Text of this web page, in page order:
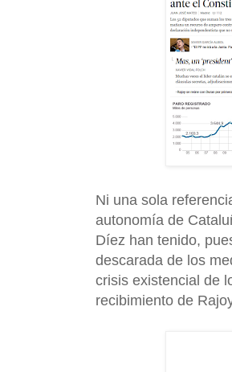
Ni una sola
autonomía de
Díez han tenido,
descarada de los
crisis existencial de
recibimiento de